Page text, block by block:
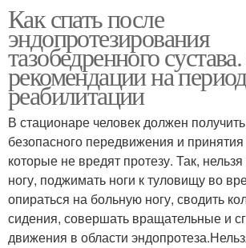
Как спать после
эндопротезирования
тазобедренного
рекомендации на период
реабилитации
В стационаре человек должен
безопасного передвижения и
которые не вредят протезу. Так, нельзя
ногу, поджимать ноги к туловищу во
опираться на больную ногу, сводить
сидения, совершать вращательные и
движения в области